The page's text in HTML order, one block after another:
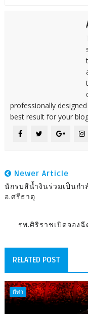
professionally
best result for your
Newer Article
นักรบสีน้ำงินร่วมเป็นกำ
อ.ศรีธาตุ
รพ.ศิริราชเปิดจอง
RELATED POST
กีฬา